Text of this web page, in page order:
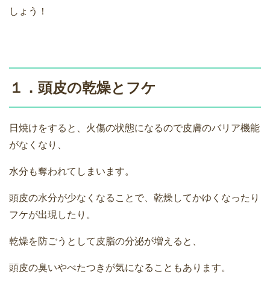
しょう！
１．頭皮の乾燥とフケ
日焼けをすると、火傷の状態になるので皮膚のバリア機能
がなくなり、
水分も奪われてしまいます。
頭皮の水分が少なくなることで、乾燥してかゆくなったり
フケが出現したり。
乾燥を防ごうとして皮脂の分泌が増えると、
頭皮の臭いやべたつきが気になることもあります。